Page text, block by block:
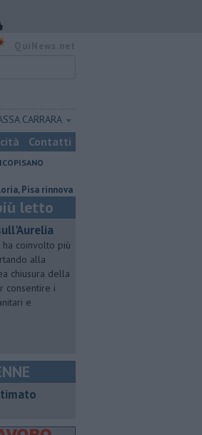
CARRARA
Contatti
l'amicizia con Genova
letto
ha coinvolto più
alla
chiusura della
consentire i
e